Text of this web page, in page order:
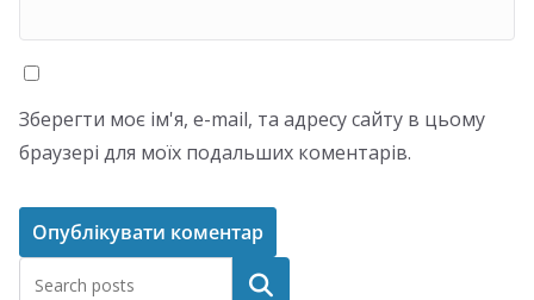
Зберегти моє ім'я, e-mail, та адресу сайту в цьому
браузері для моїх подальших коментарів.
Пошук